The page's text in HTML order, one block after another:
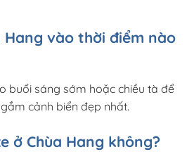
Hang vào thời điểm nào
buổi sáng sớm hoặc chiều tà để
cảnh biển đẹp nhất.
ở Chùa Hang không?